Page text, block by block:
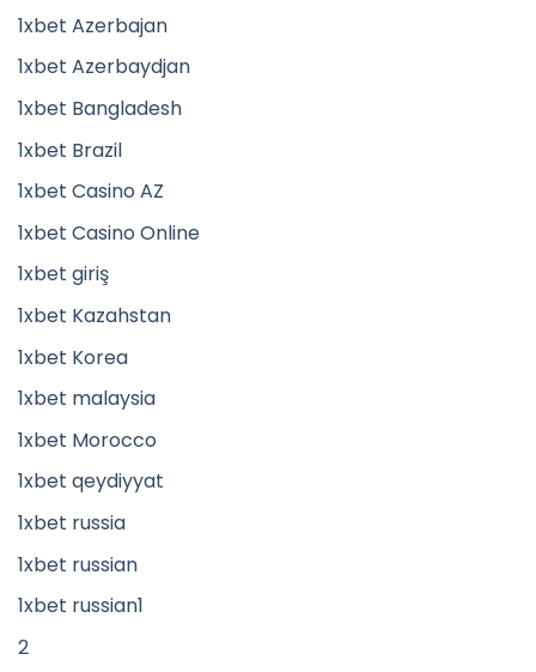
1xbet Azerbajan
1xbet Azerbaydjan
1xbet Bangladesh
1xbet Brazil
1xbet Casino AZ
1xbet Casino Online
1xbet giriş
1xbet Kazahstan
1xbet Korea
1xbet malaysia
1xbet Morocco
1xbet qeydiyyat
1xbet russia
1xbet russian
1xbet russian1
2